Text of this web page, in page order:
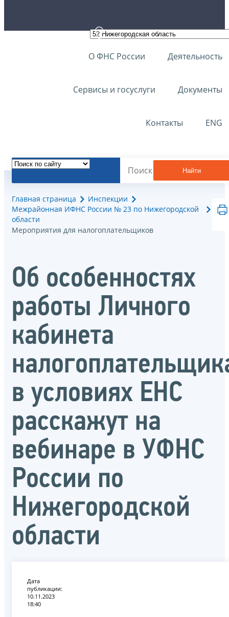
О ФНС России Деятельность
Сервисы и госуслуги Документы
Контакты ENG
Найти
Главная страница
Инспекции
Межрайонная ИФНС России № 23 по Нижегородской
области
Мероприятия для налогоплательщиков
Об особенностях
работы Личного
кабинета
в условиях ЕНС
расскажут на
вебинаре в УФНС
России по
Нижегородской
области
Дата
публикации:
10.11.2023
18:40